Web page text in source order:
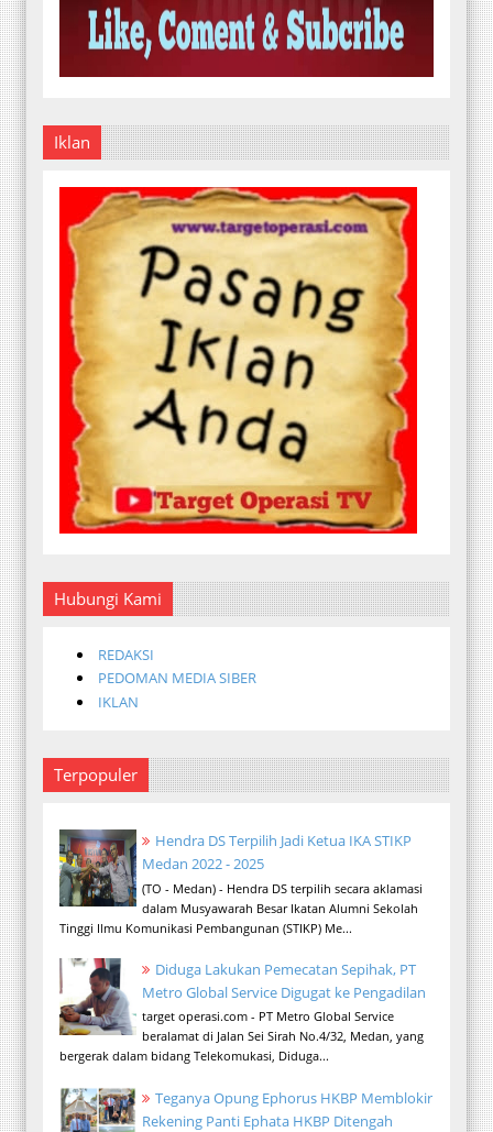
Iklan
Hubungi Kami
REDAKSI
PEDOMAN MEDIA SIBER
IKLAN
Terpopuler
Hendra DS Terpilih Jadi Ketua IKA STIKP
Medan 2022 - 2025
(TO - Medan) - Hendra DS terpilih secara aklamasi
dalam Musyawarah Besar Ikatan Alumni Sekolah
Tinggi Ilmu Komunikasi Pembangunan (STIKP) Me...
Diduga Lakukan Pemecatan Sepihak, PT
Metro Global Service Digugat ke Pengadilan
target operasi.com - PT Metro Global Service
beralamat di Jalan Sei Sirah No.4/32, Medan, yang
bergerak dalam bidang Telekomukasi, Diduga...
Teganya Opung Ephorus HKBP Memblokir
Rekening Panti Ephata HKBP Ditengah